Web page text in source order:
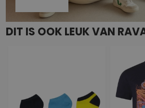
DIT IS OOK LEUK VAN